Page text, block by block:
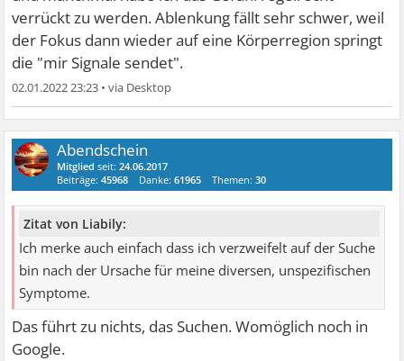
verrückt zu werden. Ablenkung fällt sehr schwer, weil
der Fokus dann wieder auf eine Körperregion springt
die "mir Signale sendet".
02.01.2022 23:23 •
Abendschein
Mitglied seit:24.06.2017
Beiträge:45968 Danke:61965 Themen:30
Zitat von Liabily:
Ich merke auch einfach dass ich verzweifelt auf der Suche
bin nach der Ursache für meine diversen, unspezifischen
Symptome.
Das führt zu nichts, das Suchen. Womöglich noch in
Google.